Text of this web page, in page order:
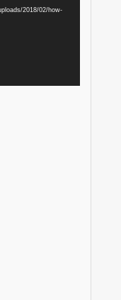
2018/02/how-